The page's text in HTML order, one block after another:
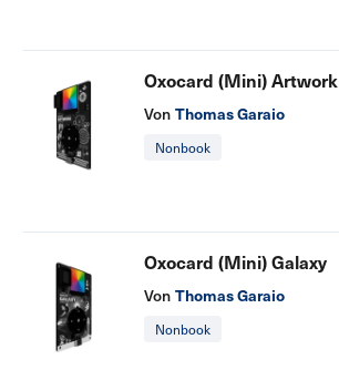
Oxocard (Mini) Artwork
Von Thomas Garaio
Nonbook
Oxocard (Mini) Galaxy
Von Thomas Garaio
Nonbook